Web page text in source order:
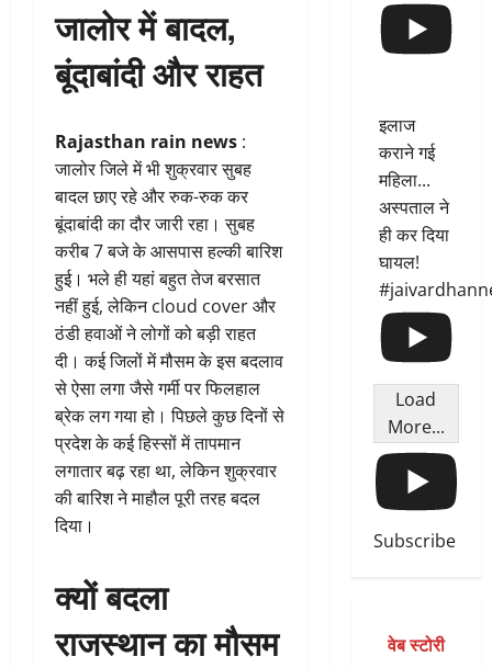
जालोर में बादल,
बूंदाबांदी और राहत
Rajasthan rain news :
जालोर जिले में भी शुक्रवार सुबह
बादल छाए रहे और रुक-रुक कर
बूंदाबांदी का दौर जारी रहा। सुबह
करीब 7 बजे के आसपास हल्की बारिश
हुई। भले ही यहां बहुत तेज बरसात
नहीं हुई, लेकिन cloud cover और
ठंडी हवाओं ने लोगों को बड़ी राहत
दी। कई जिलों में मौसम के इस बदलाव
से ऐसा लगा जैसे गर्मी पर फिलहाल
ब्रेक लग गया हो। पिछले कुछ दिनों से
प्रदेश के कई हिस्सों में तापमान
लगातार बढ़ रहा था, लेकिन शुक्रवार
की बारिश ने माहौल पूरी तरह बदल
दिया।
क्यों बदला
राजस्थान का मौसम
इलाज
कराने गई
महिला...
अस्पताल ने
ही कर दिया
घायल!
Load
More...
Subscribe
वेब स्टोरी